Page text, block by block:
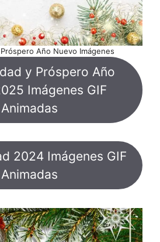
Año Nuevo Imágenes
y Próspero Año
Imágenes GIF
Animadas
2024 Imágenes GIF
Animadas